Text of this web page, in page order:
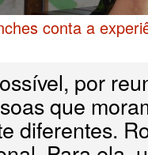
conta a
por
que
diferentes.